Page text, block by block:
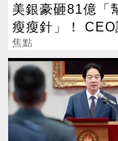
美銀豪砸81億「
瘦瘦針」！ CEO
項值得的投資
焦點